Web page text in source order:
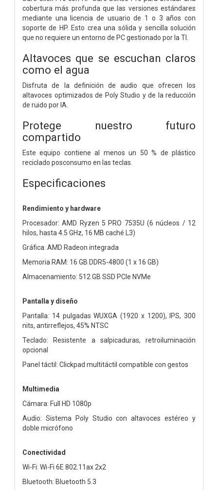
cobertura más profunda que las versiones estándares
mediante una licencia de usuario de 1 o 3 años con
soporte de HP. Esto crea una sólida y sencilla solución
que no requiere un entorno de PC gestionado por la TI.
Altavoces que se escuchan claros
como el agua
Disfruta de la definición de audio que ofrecen los
altavoces optimizados de Poly Studio y de la reducción
de ruido por IA.
Protege nuestro futuro
compartido
Este equipo contiene al menos un 50 % de plástico
reciclado posconsumo en las teclas.
Especificaciones
Rendimiento y hardware
Procesador: AMD Ryzen 5 PRO 7535U (6 núcleos / 12
hilos, hasta 4.5 GHz, 16 MB caché L3)
Gráfica: AMD Radeon integrada
Memoria RAM: 16 GB DDR5-4800 (1 x 16 GB)
Almacenamiento: 512 GB SSD PCIe NVMe
Pantalla y diseño
Pantalla: 14 pulgadas WUXGA (1920 x 1200), IPS, 300
nits, antirreflejos, 45% NTSC
Teclado: Resistente a salpicaduras, retroiluminación
opcional
Panel táctil: Clickpad multitáctil compatible con gestos
Multimedia
Cámara: Full HD 1080p
Audio: Sistema Poly Studio con altavoces estéreo y
doble micrófono
Conectividad
Wi-Fi: Wi-Fi 6E 802.11ax 2x2
Bluetooth: Bluetooth 5.3